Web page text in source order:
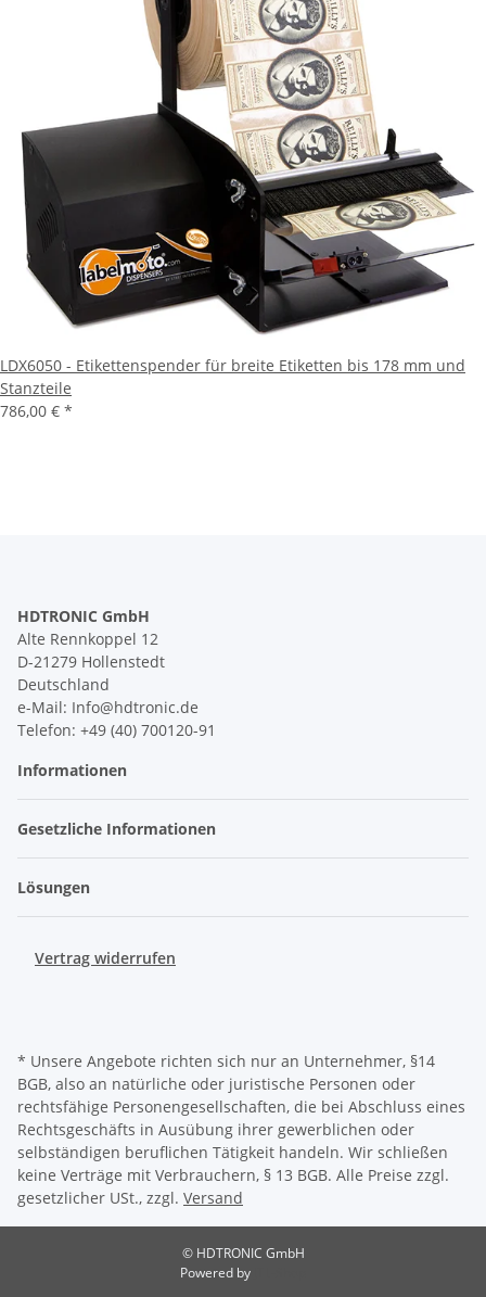
LDX6050 - Etikettenspender für breite Etiketten bis 178 mm und
Stanzteile
786,00 € *
HDTRONIC GmbH
Alte Rennkoppel 12
D-21279 Hollenstedt
Deutschland
e-Mail: Info@hdtronic.de
Telefon: +49 (40) 700120-91
Informationen
Gesetzliche Informationen
Lösungen
Vertrag widerrufen
* Unsere Angebote richten sich nur an Unternehmer, §14
BGB, also an natürliche oder juristische Personen oder
rechtsfähige Personengesellschaften, die bei Abschluss eines
Rechtsgeschäfts in Ausübung ihrer gewerblichen oder
selbständigen beruflichen Tätigkeit handeln. Wir schließen
keine Verträge mit Verbrauchern, § 13 BGB. Alle Preise zzgl.
gesetzlicher USt., zzgl. Versand
© HDTRONIC GmbH
Powered by